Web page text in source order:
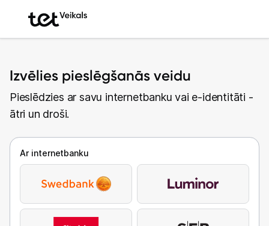
Izvēlies pieslēgšanās veidu
Pieslēdzies ar savu internetbanku vai e-identitāti -
ātri un droši.
Ar internetbanku